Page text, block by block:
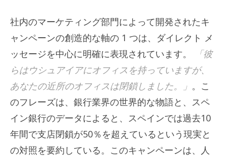
社内のマーケティング部門によって開発されたキ
ャンペーンの創造的な軸の 1 つは、ダイレクト メ
ッセージを中心に明確に表現されています。
「彼
らはウシュアイアにオフィスを持っていますが、
あなたの近所のオフィスは閉鎖しました。」 。こ
のフレーズは、銀行業界の世界的な物語と、スペ
イン銀行のデータによると、スペインでは過去10
年間で支店閉鎖が50％を超えているという現実と
の対照を要約している。このキャンペーンは、人